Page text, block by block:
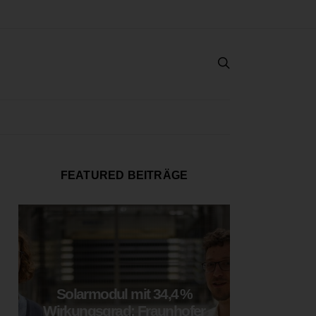
FEATURED BEITRÄGE
Solarmodul mit 34,4 %
Wirkungsgrad: Fraunhofer